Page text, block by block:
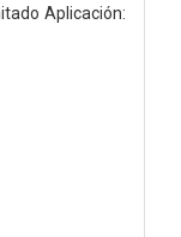
Aplicación: